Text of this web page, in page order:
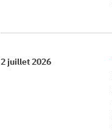
2 juillet 2026